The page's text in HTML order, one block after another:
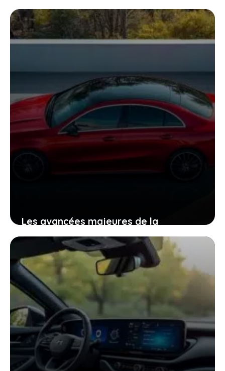
Les avancées majeures de la
mercedes cla électrique qui vont vous
surprendre
10 janvier 2026